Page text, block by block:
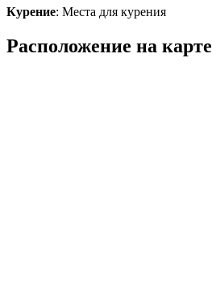
Курение: Места для курения
Расположение на карте